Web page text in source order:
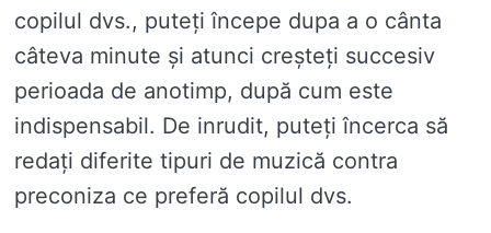
copilul dvs., puteți începe dupa a o cânta
câteva minute și atunci creșteți succesiv
perioada de anotimp, după cum este
indispensabil. De inrudit, puteți încerca să
redați diferite tipuri de muzică contra
preconiza ce preferă copilul dvs.